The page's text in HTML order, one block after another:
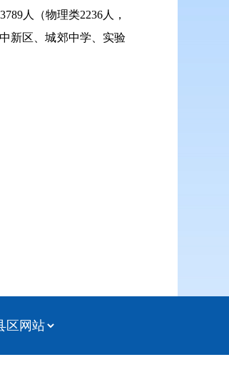
人（物理类2236人，
新区、城郊中学、实验